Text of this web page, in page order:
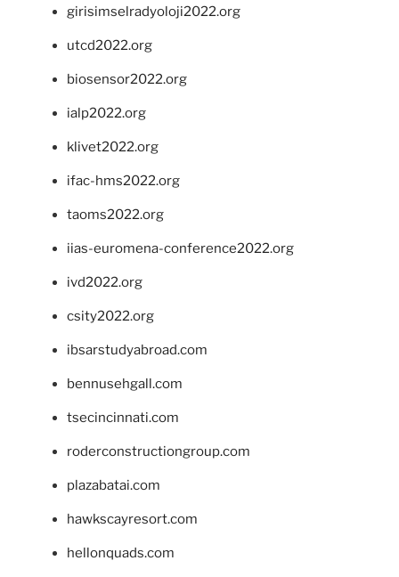
girisimselradyoloji2022.org
utcd2022.org
biosensor2022.org
ialp2022.org
klivet2022.org
ifac-hms2022.org
taoms2022.org
iias-euromena-conference2022.org
ivd2022.org
csity2022.org
ibsarstudyabroad.com
bennusehgall.com
tsecincinnati.com
roderconstructiongroup.com
plazabatai.com
hawkscayresort.com
hellonquads.com